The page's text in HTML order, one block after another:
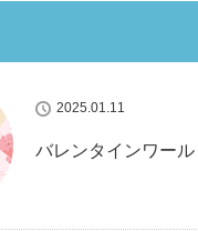
2025.01.11
バレンタインワー